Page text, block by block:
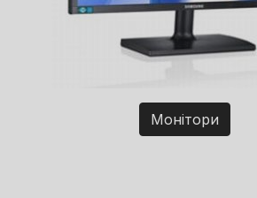
Монітори